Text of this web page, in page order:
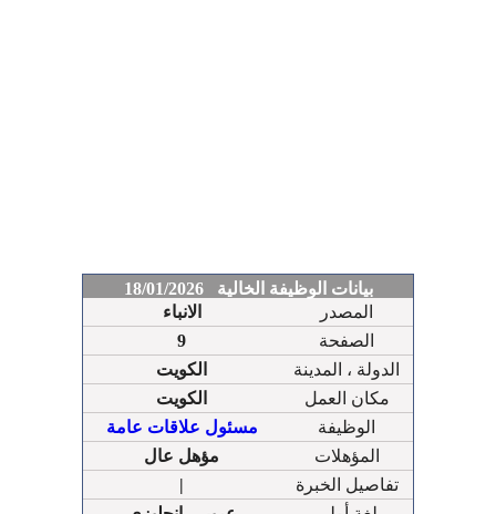
بيانات الوظيفة الخالية 18/01/2026
الانباء
المصدر
9
الصفحة
الكويت
الدولة ، المدينة
الكويت
مكان العمل
مسئول علاقات عامة
الوظيفة
مؤهل عال
المؤهلات
|
تفاصيل الخبرة